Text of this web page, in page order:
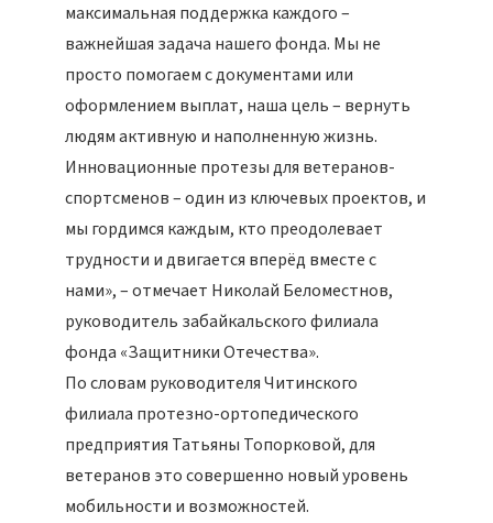
максимальная поддержка каждого –
важнейшая задача нашего фонда. Мы не
просто помогаем с документами или
оформлением выплат, наша цель – вернуть
людям активную и наполненную жизнь.
Инновационные протезы для ветеранов-
спортсменов – один из ключевых проектов, и
мы гордимся каждым, кто преодолевает
трудности и двигается вперёд вместе с
нами», – отмечает Николай Беломестнов,
руководитель забайкальского филиала
фонда «Защитники Отечества».
По словам руководителя Читинского
филиала протезно-ортопедического
предприятия Татьяны Топорковой, для
ветеранов это совершенно новый уровень
мобильности и возможностей.